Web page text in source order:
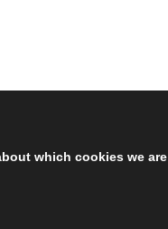
which cookies we are